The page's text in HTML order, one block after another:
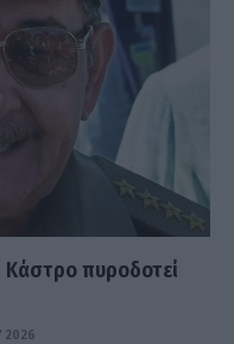
Κάστρο πυροδοτεί
2026